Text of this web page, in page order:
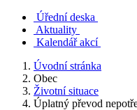
Úřední deska
Aktuality
Kalendář akcí
Úvodní stránka
Obec
Životní situace
Úplatný převod